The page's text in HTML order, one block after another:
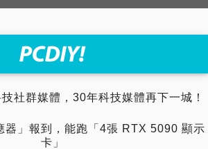
社群媒體，30年科技媒體再下一城！
器」報到，能跑「4張 RTX 5090 顯示
卡」